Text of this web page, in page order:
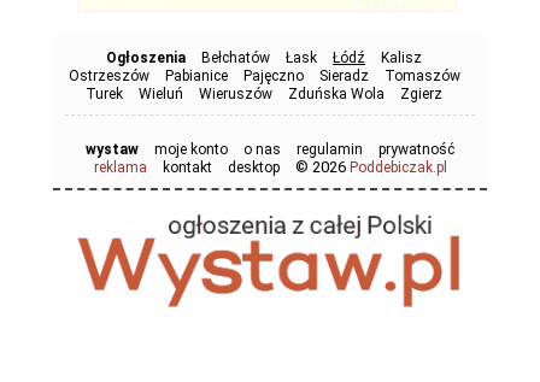
Ogłoszenia Bełchatów Łask Łódź
Kalisz
Ostrzeszów
Pabianice Pajęczno Sieradz
Tomaszów
Turek
Wieluń Wieruszów Zduńska Wola Zgierz
wystaw moje konto o nas regulamin
prywatność
reklama
kontakt desktop © 2026 Poddebiczak.pl